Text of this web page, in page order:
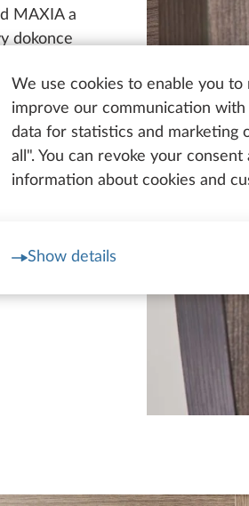
We use cookies to enable you
improve our communication
data for statistics and marketing
all". You can revoke your
information about cookies and
Show details
MAXIA a
dokonce
indikátorem
jedná o
roku 2022
ovládacím